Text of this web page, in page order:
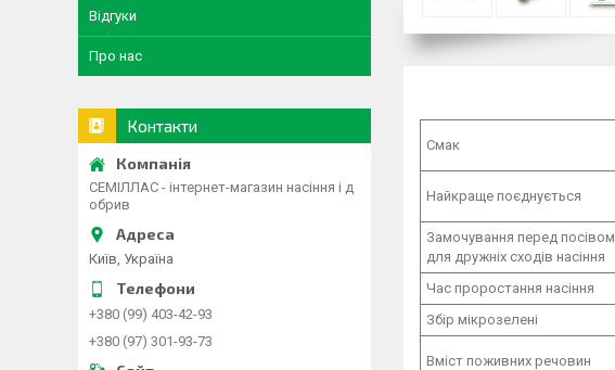
Смак
Найкраще поєднується
Замочування перед посівом
для дружніх сходів насіння
Час проростання насіння
Збір мікрозелені
Вміст поживних речовин
Відгуки
Про нас
Контакти
СЕМІЛЛАС - інтернет-магазин насіння і д
обрив
Київ, Україна
+380 (99) 403-42-93
+380 (97) 301-93-73